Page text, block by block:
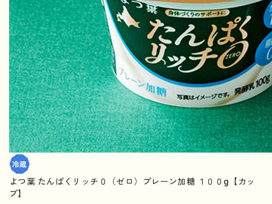
よつ葉 たんぱくリッチ０（ゼロ）プレーン加糖 １００g【カッ
プ】